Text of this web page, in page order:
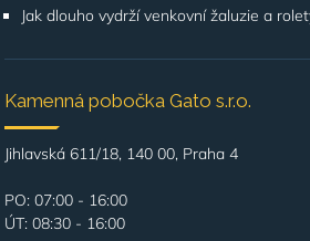
Jak dlouho vydrží venkovní žaluzie a
Kamenná pobočka Gato s.r.o.
Jihlavská 611/18, 140 00, Praha 4
PO: 07:00 - 16:00
ÚT: 08:30 - 16:00